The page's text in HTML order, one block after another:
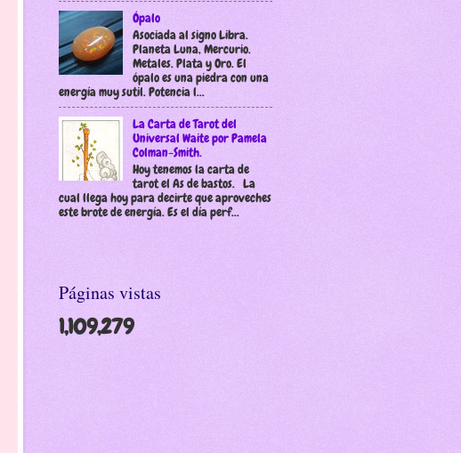
Ópalo
Asociada al signo Libra.
Planeta Luna, Mercurio.
Metales. Plata y Oro. El
ópalo es una piedra con una
energía muy sutil. Potencia l...
La Carta de Tarot del
Universal Waite por Pamela
Colman-Smith.
Hoy tenemos la carta de
tarot el As de bastos. La
cual llega hoy para decirte que aproveches
este brote de energía. Es el día perf...
Páginas vistas
1,109,279